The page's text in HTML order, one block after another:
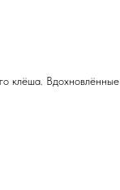
клёша.